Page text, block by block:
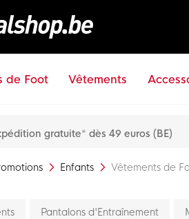
de Foot Vêtements
gratuite* dès 49 euros (BE)
Enfants Vêtements de
Pantalons d'Entraînement